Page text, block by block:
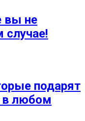
вы не
подарят
в любом